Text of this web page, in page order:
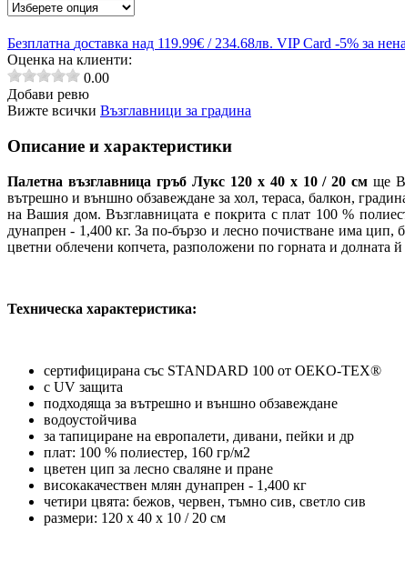
Безплатна доставка над 119.99€ / 234.68лв. VIP Card -5% за
Оценка на клиенти:
0.00
Добави ревю
Вижте всички Възглавници за градина
Описание и характеристики
Палетна възглавница гръб Лукс 120 х 40 х 10 / 20 см ще
вътрешно и външно обзавеждане за хол, тераса, балкон,
на Вашия дом. Възглавницата е покрита с плат 100 %
дунапрен - 1,400 кг. За по-бързо и лесно почистване има цип,
цветни облечени копчета, разположени по горната и долната
Техническа характеристика:
сертифицирана със STANDARD 100 от OEKO-TEX®
с UV защита
подходяща за вътрешно и външно обзавеждане
водоустойчива
за тапициране на европалети, дивани, пейки и др
плат: 100 % полиестер, 160 гр/м2
цветен цип за лесно сваляне и пране
високакачествен млян дунапрен - 1,400 кг
четири цвята: бежов, червен, тъмно сив, светло сив
размери: 120 х 40 х 10 / 20 см